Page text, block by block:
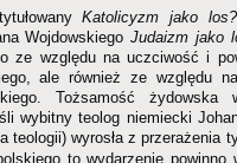
Katolicyzm jako los?
WojdowskiegoJudaizm jako
ze względu na uczciwość i
ale również ze względu
Tożsamość
wybitny teolog niemiecki
teologii) wyrosła z przerażenia
to wydarzenie powinno